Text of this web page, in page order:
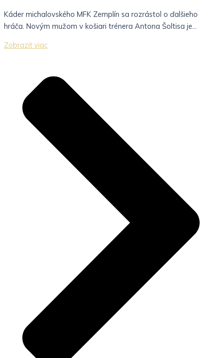
Káder michalovského MFK Zemplín sa rozrástol o ďalšieho
hráča. Novým mužom v košiari trénera Antona Šoltisa je...
Zobraziť viac